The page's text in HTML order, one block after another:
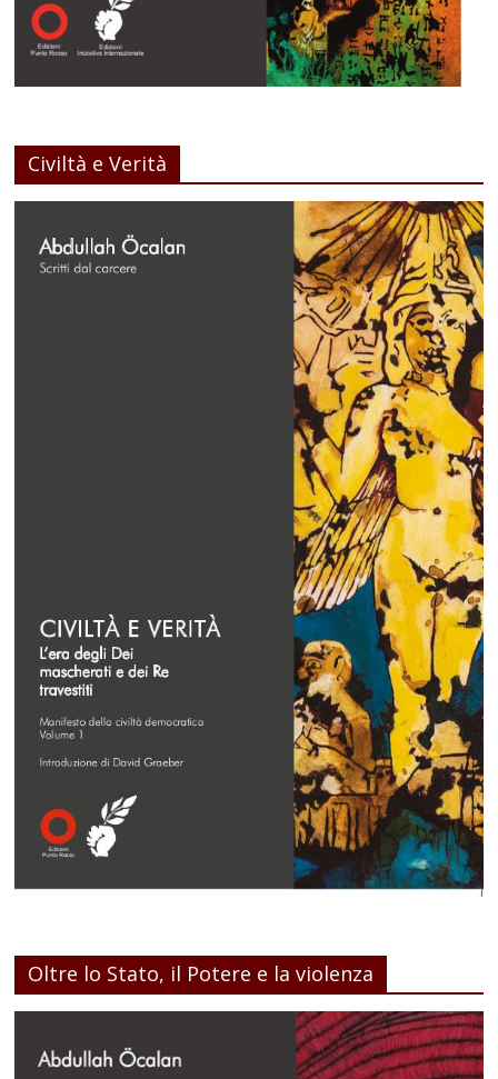
Civiltà e Verità
Oltre lo Stato, il Potere e la violenza